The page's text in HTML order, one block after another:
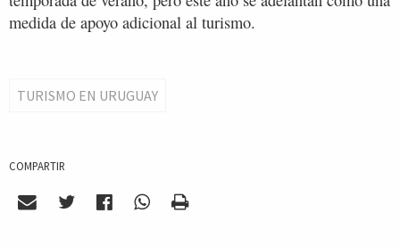
medida de apoyo adicional al turismo.
TURISMO EN URUGUAY
COMPARTIR